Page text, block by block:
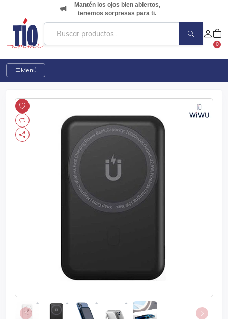
Mantén los ojos bien abiertos,
tenemos sorpresas para ti.
0
Menú